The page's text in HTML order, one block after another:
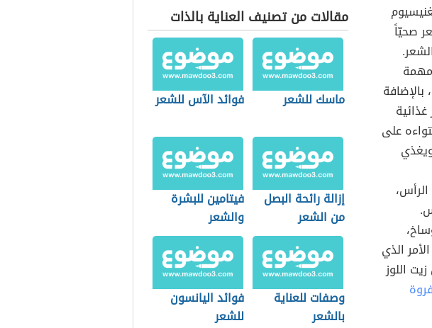
صحيّاً
على
الذي
اللوز
فروة
مقالات من تصنيف العناية بالذات
ماسك للشعر فوائد الآس للشعر
إزالة رائحة البصل
من الشعر
فيتامين للبشرة
والشعر
وصفات للعناية
بالشعر
فوائد اليانسون
للشعر